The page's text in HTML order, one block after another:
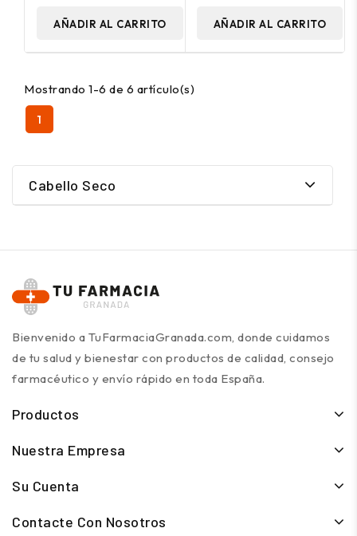
AÑADIR AL CARRITO AÑADIR AL CARRITO
Mostrando 1-6 de 6 artículo(s)
1
Cabello Seco
Bienvenido a TuFarmaciaGranada.com, donde cuidamos
de tu salud y bienestar con productos de calidad, consejo
farmacéutico y envío rápido en toda España.
Productos
Nuestra Empresa
Su Cuenta
Contacte Con Nosotros